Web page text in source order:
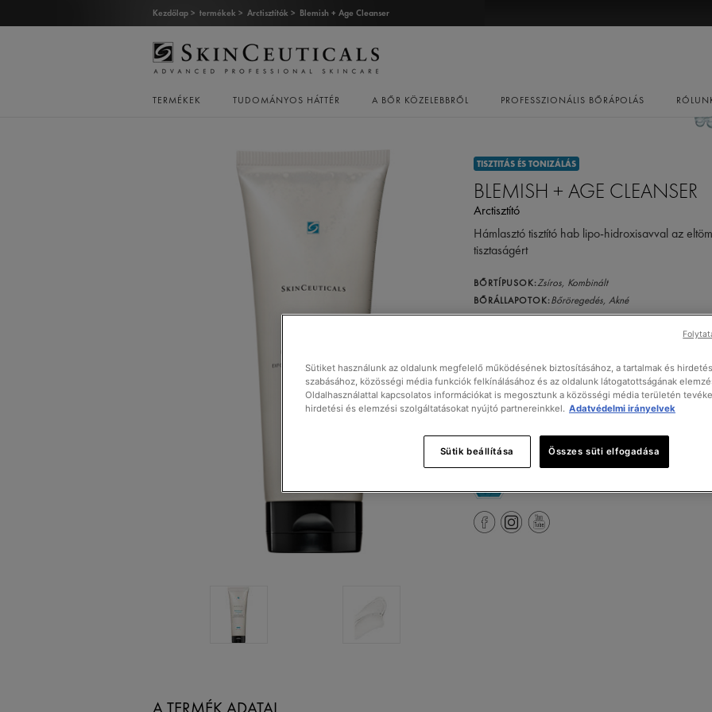
Kezdőlap > termékek > Arctisztítók > Blemish + Age Cleanser
TERMÉKEK TUDOMÁNYOS HÁTTÉR A BŐR KÖZELEBBRŐL PROFESSZIONÁLIS BŐRÁPOLÁS
TISZTITÁS ÉS TONIZÁLÁS
BLEMISH + AGE CLEANSER
Arctisztító
Hámlasztó tisztító hab lipo-hidroxisavval az
tisztaságért
BŐRTÍPUSOK:Zsíros, Kombinált
BŐRÁLLAPOTOK:Bőröregedés, Akné
Online vásárlás Szakértő keresése
Mindig győzödjön meg SkinCeuticals
A TERMÉK ADATAI
Sütiket használunk az oldalunk megfelelő működésének biztosításához, a tartalmak és
szabásához, közösségi média funkciók felkínálásához és az oldalunk látogatottságának
Oldalhasználattal kapcsolatos információkat is megosztunk a közösségi média területén
hirdetési és elemzési szolgáltatásokat nyújtó partnereinkkel. Adatvédelmi irányelvek
Sütik beállítása Összes süti elfogadása